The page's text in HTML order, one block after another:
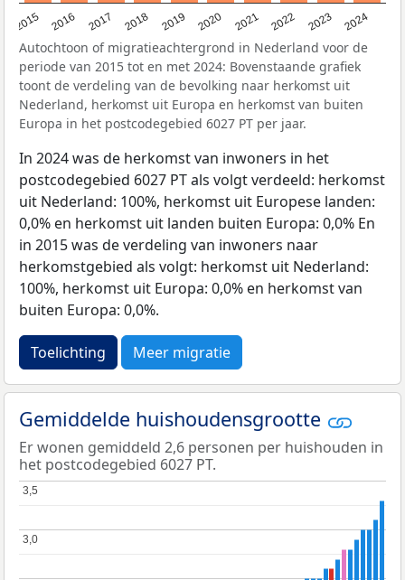
2015 2016 2017 2018 2019 2020 2021 2022 2023 2024
Autochtoon of migratieachtergrond in Nederland voor de
periode van 2015 tot en met 2024: Bovenstaande grafiek
toont de verdeling van de bevolking naar herkomst uit
Nederland, herkomst uit Europa en herkomst van buiten
Europa in het postcodegebied 6027 PT per jaar.
In 2024 was de herkomst van inwoners in het
postcodegebied 6027 PT als volgt verdeeld: herkomst
uit Nederland: 100%, herkomst uit Europese landen:
0,0% en herkomst uit landen buiten Europa: 0,0% En
in 2015 was de verdeling van inwoners naar
herkomstgebied als volgt: herkomst uit Nederland:
100%, herkomst uit Europa: 0,0% en herkomst van
buiten Europa: 0,0%.
Toelichting Meer migratie
Gemiddelde huishoudensgrootte
Er wonen gemiddeld 2,6 personen per huishouden in
het postcodegebied 6027 PT.
3,0
3,0
3,5
3,5